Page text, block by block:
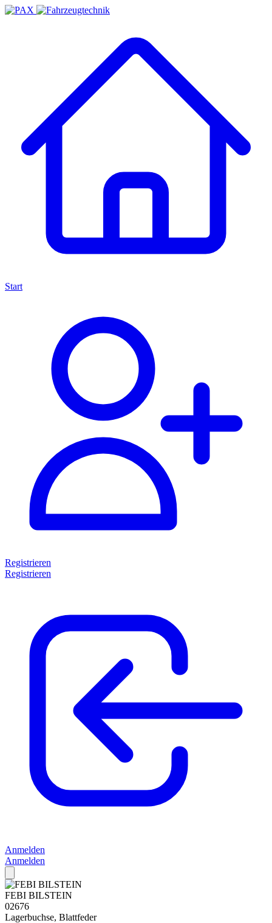
Start
Registrieren
Registrieren
Anmelden
Anmelden
FEBI BILSTEIN
02676
Lagerbuchse, Blattfeder